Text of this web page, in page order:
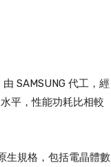
SAMSUNG 代工，經
平，性能功耗比相較
生規格，包括電晶體數